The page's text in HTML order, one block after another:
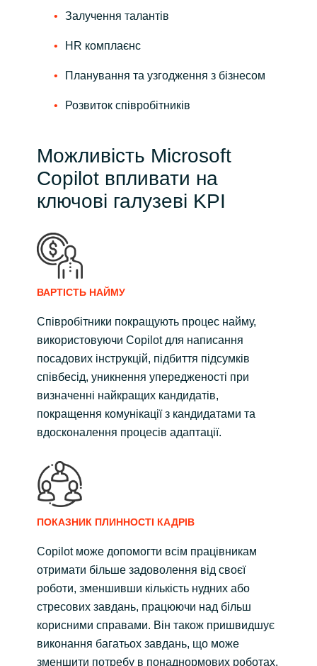
Залучення талантів
HR комплаєнс
Планування та узгодження з бізнесом
Розвиток співробітників
Можливість Microsoft
Copilot впливати на
ключові галузеві KPI
ВАРТІСТЬ НАЙМУ
Співробітники покращують процес найму,
використовуючи Copilot для написання
посадових інструкцій, підбиття підсумків
співбесід, уникнення упередженості при
визначенні найкращих кандидатів,
покращення комунікації з кандидатами та
вдосконалення процесів адаптації.
ПОКАЗНИК ПЛИННОСТІ КАДРІВ
Copilot може допомогти всім працівникам
отримати більше задоволення від своєї
роботи, зменшивши кількість нудних або
стресових завдань, працюючи над більш
корисними справами. Він також пришвидшує
виконання багатьох завдань, що може
зменшити потребу в понаднормових роботах.